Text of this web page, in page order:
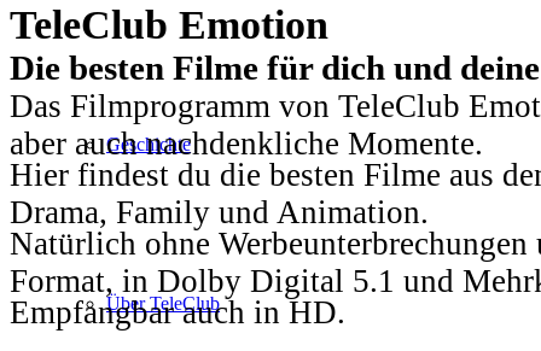
Geschichte
Über TeleClub
TeleClub Emotion
Die besten Filme für dich und
Das Filmprogramm von TeleClub
aber auch nachdenkliche Momente.
Hier findest du die besten Filme aus
Drama, Family und Animation.
Natürlich ohne
Format, in Dolby Digital 5.1 und
Empfangbar auch in HD.